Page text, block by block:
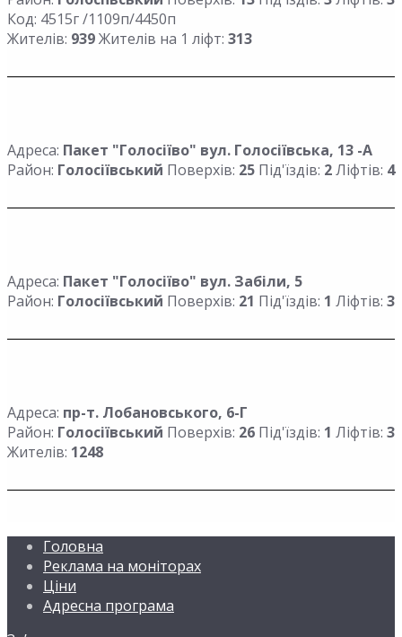
Код: 4515г /1109п/4450п
Жителів: 939Жителів на 1 ліфт: 313
Адреса: Пакет "Голосіїво" вул. Голосіївська, 13 -А
Район: Голосіївський Поверхів: 25 Під'їздів: 2Ліфтів: 4
Адреса: Пакет "Голосіїво" вул. Забіли, 5
Район: Голосіївський Поверхів: 21 Під'їздів: 1 Ліфтів: 3
Адреса: пр-т. Лобановського, 6-Г
Район: Голосіївський Поверхів: 26 Під'їздів: 1 Ліфтів: 3
Жителів: 1248
Головна
Реклама на моніторах
Ціни
Адресна програма